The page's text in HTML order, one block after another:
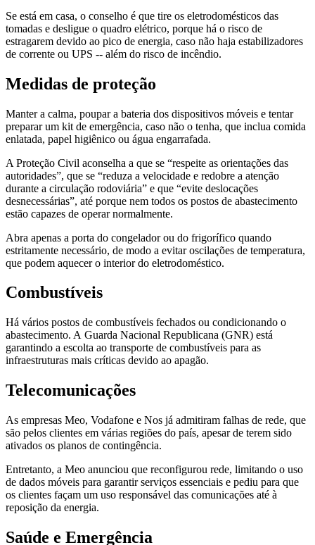
Se está em casa, o conselho é que tire os eletrodomésticos das
tomadas e desligue o quadro elétrico, porque há o risco de
estragarem devido ao pico de energia, caso não haja estabilizadores
de corrente ou UPS -- além do risco de incêndio.
Medidas de proteção
Manter a calma, poupar a bateria dos dispositivos móveis e tentar
preparar um kit de emergência, caso não o tenha, que inclua comida
enlatada, papel higiênico ou água engarrafada.
A Proteção Civil aconselha a que se “respeite as orientações das
autoridades”, que se “reduza a velocidade e redobre a atenção
durante a circulação rodoviária” e que “evite deslocações
desnecessárias”, até porque nem todos os postos de abastecimento
estão capazes de operar normalmente.
Abra apenas a porta do congelador ou do frigorífico quando
estritamente necessário, de modo a evitar oscilações de temperatura,
que podem aquecer o interior do eletrodoméstico.
Combustíveis
Há vários postos de combustíveis fechados ou condicionando o
abastecimento. A Guarda Nacional Republicana (GNR) está
garantindo a escolta ao transporte de combustíveis para as
infraestruturas mais críticas devido ao apagão.
Telecomunicações
As empresas Meo, Vodafone e Nos já admitiram falhas de rede, que
são pelos clientes em várias regiões do país, apesar de terem sido
ativados os planos de contingência.
Entretanto, a Meo anunciou que reconfigurou rede, limitando o uso
de dados móveis para garantir serviços essenciais e pediu para que
os clientes façam um uso responsável das comunicações até à
reposição da energia.
Saúde e Emergência